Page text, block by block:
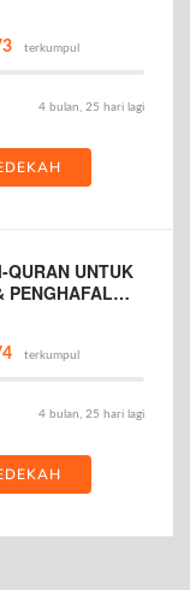
terkumpul
4 bulan, 25 hari lagi
QURAN UNTUK
PENGHAFAL
terkumpul
4 bulan, 25 hari lagi